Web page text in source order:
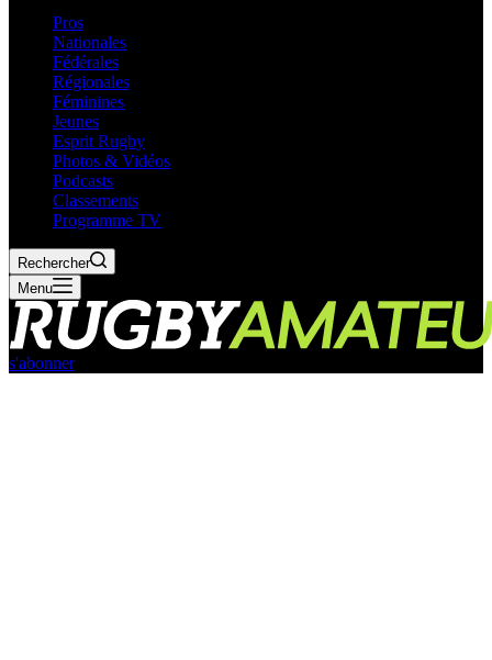
Pros
Nationales
Fédérales
Régionales
Féminines
Jeunes
Esprit Rugby
Photos & Vidéos
Podcasts
Classements
Programme TV
Rechercher
Menu
s'abonner